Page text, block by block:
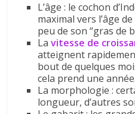
L’âge : le cochon
maximal vers l’âge
peu de son “gras de
Lavitesse de
atteignent
bout de quelques
cela prend une année.
La morphologie :
longueur, d’autres